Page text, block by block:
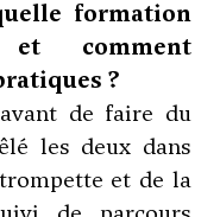
formation
et comment
?
de faire du
les deux dans
et de la